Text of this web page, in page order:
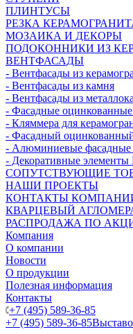
ПЛИНТУСЫ
РЕЗКА
МОЗАИКА И ДЕКОРЫ
ПОДОКОННИКИ ИЗ
ВЕНТФАСАДЫ
- Вентфасады из
- Вентфасады из камня
- Вентфасады из
- Фасадные
- Кляммера для
- Фасадный
- Алюминиевые
- Декоративные
СОПУТСТВУЮЩИЕ
НАШИ ПРОЕКТЫ
КОНТАКТЫ
КВАРЦЕВЫЙ
РАСПРОДАЖА ПО
Компания
О компании
Новости
О продукции
Полезная информация
Контакты
+7 (495) 589-36-85
+7 (495) 589-36-85